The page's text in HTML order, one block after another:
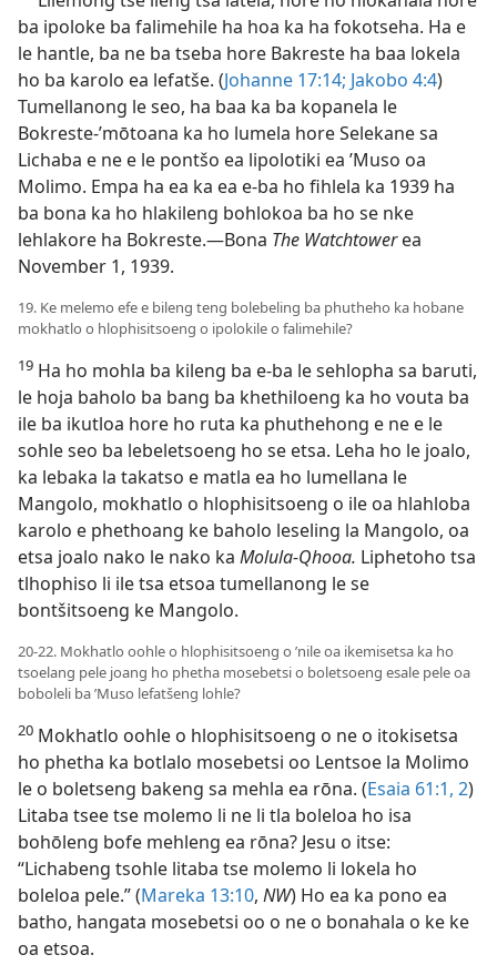
ba ipoloke ba falimehile ha hoa ka ha fokotseha. Ha e
le hantle, ba ne ba tseba hore Bakreste ha baa lokela
ho ba karolo ea lefatše. (Johanne 17:14; Jakobo 4:4)
Tumellanong le seo, ha baa ka ba kopanela le
Bokreste-’mōtoana ka ho lumela hore Selekane sa
Lichaba e ne e le pontšo ea lipolotiki ea ’Muso oa
Molimo. Empa ha ea ka ea e-ba ho fihlela ka 1939 ha
ba bona ka ho hlakileng bohlokoa ba ho se nke
lehlakore ha Bokreste.—Bona The Watchtowerea
November 1, 1939.
19. Ke melemo efe e bileng teng bolebeling ba phutheho ka hobane
mokhatlo o hlophisitsoeng o ipolokile o falimehile?
19 Ha ho mohla ba kileng ba e-ba le sehlopha sa baruti,
le hoja baholo ba bang ba khethiloeng ka ho vouta ba
ile ba ikutloa hore ho ruta ka phuthehong e ne e le
sohle seo ba lebeletsoeng ho se etsa. Leha ho le joalo,
ka lebaka la takatso e matla ea ho lumellana le
Mangolo, mokhatlo o hlophisitsoeng o ile oa hlahloba
karolo e phethoang ke baholo leseling la Mangolo, oa
etsa joalo nako le nako ka Molula-Qhooa. Liphetoho tsa
tlhophiso li ile tsa etsoa tumellanong le se
bontšitsoeng ke Mangolo.
20-22. Mokhatlo oohle o hlophisitsoeng o ’nile oa ikemisetsa ka ho
tsoelang pele joang ho phetha mosebetsi o boletsoeng esale pele oa
boboleli ba ’Muso lefatšeng lohle?
20 Mokhatlo oohle o hlophisitsoeng o ne o itokisetsa
ho phetha ka botlalo mosebetsi oo Lentsoe la Molimo
le o boletseng bakeng sa mehla ea rōna. (Esaia 61:1, 2)
Litaba tsee tse molemo li ne li tla boleloa ho isa
bohōleng bofe mehleng ea rōna? Jesu o itse:
“Lichabeng tsohle litaba tse molemo li lokela ho
boleloa pele.” (Mareka 13:10, NW) Ho ea ka pono ea
batho, hangata mosebetsi oo o ne o bonahala o ke ke
oa etsoa.